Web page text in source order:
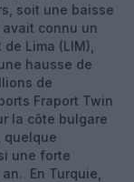
soit une baisse
connu un
Lima (LIM),
hausse de
de
Fraport Twin
la côte bulgare
quelque
une forte
En Turquie,